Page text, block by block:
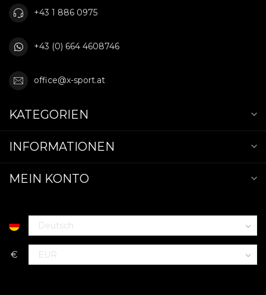
+43 1 886 0975
+43 (0) 664 4608746
office@x-sport.at
KATEGORIEN
INFORMATIONEN
MEIN KONTO
€